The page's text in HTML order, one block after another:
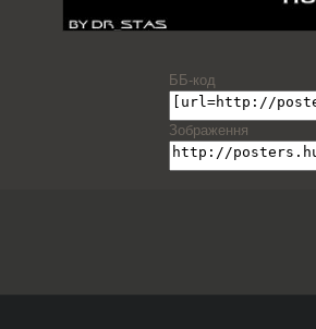
ББ-код
Зображення